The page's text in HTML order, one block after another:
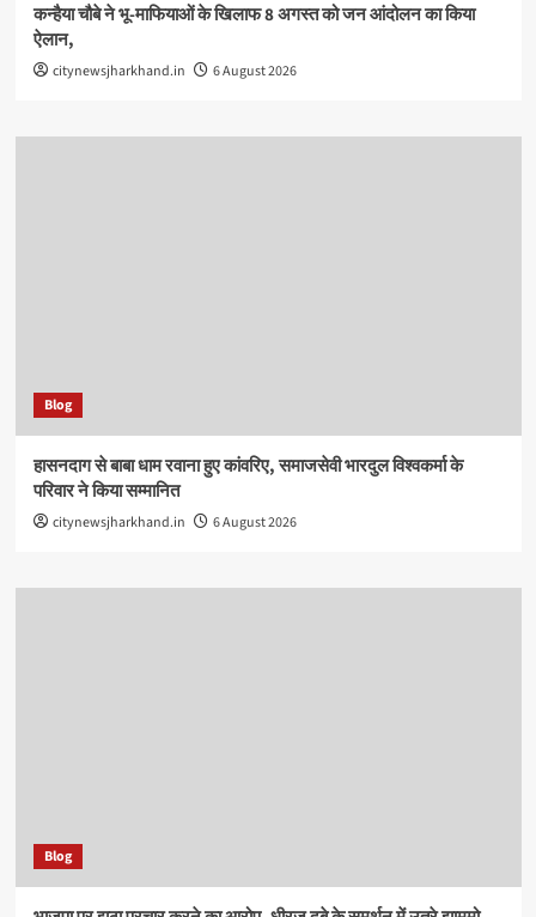
कन्हैया चौबे ने भू-माफियाओं के खिलाफ 8 अगस्त को जन आंदोलन का किया
ऐलान,
citynewsjharkhand.in 6 August 2026
Blog
हासनदाग से बाबा धाम रवाना हुए कांवरिए, समाजसेवी भारदुल विश्वकर्मा के
परिवार ने किया सम्मानित
citynewsjharkhand.in 6 August 2026
Blog